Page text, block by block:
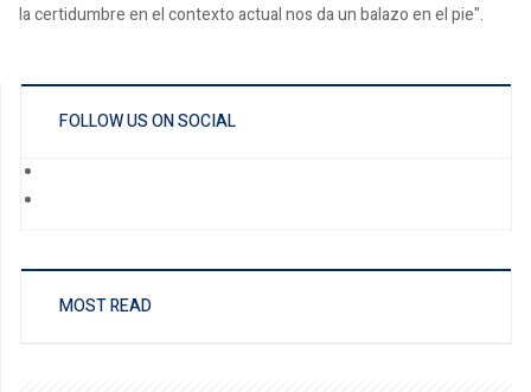
la certidumbre en el contexto actual nos da un balazo en el pie".
FOLLOW US ON SOCIAL
MOST READ